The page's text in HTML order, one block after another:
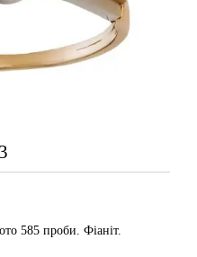
585 проби. Фіаніт.